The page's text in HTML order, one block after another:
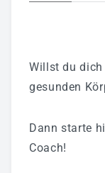
Willst du dich
gesunden
Dann starte
Coach!